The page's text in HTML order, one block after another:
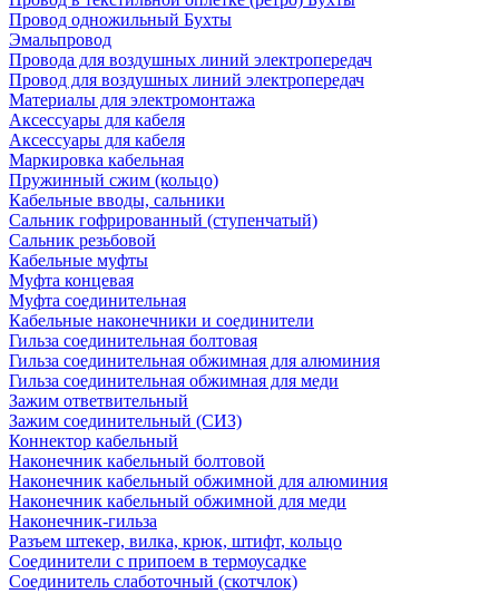
Провод одножильный Бухты
Эмальпровод
Провода для воздушных линий электропередач
Провод для воздушных линий электропередач
Материалы для электромонтажа
Аксессуары для кабеля
Аксессуары для кабеля
Маркировка кабельная
Пружинный сжим (кольцо)
Кабельные вводы, сальники
Сальник гофрированный (ступенчатый)
Сальник резьбовой
Кабельные муфты
Муфта концевая
Муфта соединительная
Кабельные наконечники и соединители
Гильза соединительная болтовая
Гильза соединительная обжимная для алюминия
Гильза соединительная обжимная для меди
Зажим ответвительный
Зажим соединительный (СИЗ)
Коннектор кабельный
Наконечник кабельный болтовой
Наконечник кабельный обжимной для алюминия
Наконечник кабельный обжимной для меди
Наконечник-гильза
Разъем штекер, вилка, крюк, штифт, кольцо
Соединители с припоем в термоусадке
Соединитель слаботочный (скотчлок)